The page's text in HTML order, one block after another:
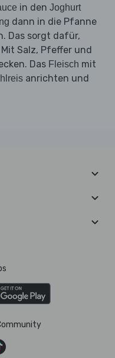
in den Joghurt
dann in die Pfanne
Das sorgt dafür,
Salz, Pfeffer und
Das Fleisch mit
anrichten und